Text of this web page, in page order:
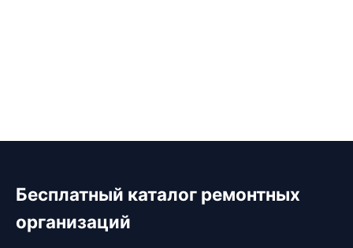
Бесплатный каталог ремонтных
организаций